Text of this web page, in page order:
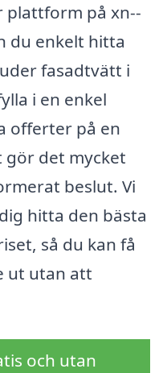
plattform på xn--
du enkelt hitta
fasadtvätt i
i en enkel
offerter på en
gör det mycket
beslut. Vi
hitta den bästa
så du kan få
ut utan att
och utan